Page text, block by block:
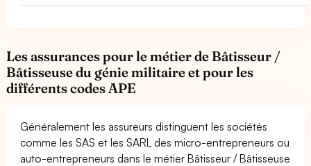
Les assurances pour le métier de Bâtisseur /
Bâtisseuse du génie militaire et pour les
différents codes APE
Généralement les assureurs distinguent les sociétés
comme les SAS et les SARL des micro-entrepreneurs ou
auto-entrepreneurs dans le métier Bâtisseur / Bâtisseuse